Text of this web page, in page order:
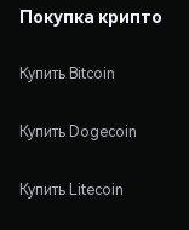
Покупка крипто
Купить Bitcoin
Купить Dogecoin
Купить Litecoin